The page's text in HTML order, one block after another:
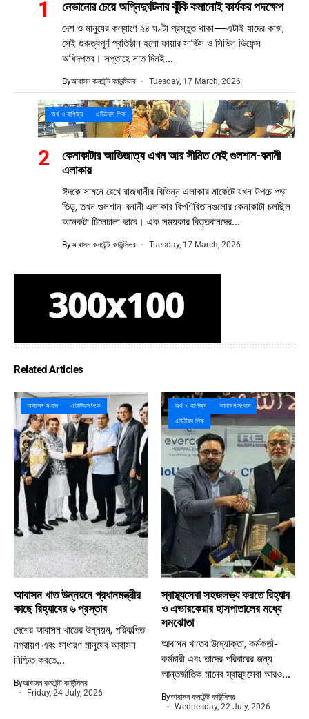
নেভানোর চেয়ে অগ্নিদুর্ঘটনার ঝুঁকি কমানোই কার্যকর পদক্ষেপ
দেশ ও মানুষের কল্যাণে ২৪ ঘণ্টা প্রস্তুত থাকা—এটাই যাদের কাজ,
সেই গুরুত্বপূর্ণ প্রতিষ্ঠান হলো ফায়ার সার্ভিস ও সিভিল ডিফেন্স
অধিদপ্তর। সপ্তাহে সাত দিনই...
Byআবাসন কনটেন্ট কাউন্সিলর Tuesday, 17 March, 2026
অর্থ ও বাণিজ্য এডিটরস পিক
কেনাকাটার আভিজাত্য এখন আর সীমিত নেই গুলশান-বনানী
এলাকায়
ঈদকে সামনে রেখে রাজধানীর বিভিন্ন এলাকার মার্কেটে যখন উপচে পড়া
ভিড়, তখন গুলশান-বনানী এলাকার বিপণিবিতানগুলোর কেনাকাটা চলছিল
অনেকটা ঢিলেঢালা ভাবে। এক সময়কার বিত্তবানদের...
Byআবাসন কনটেন্ট কাউন্সিলর Tuesday, 17 March, 2026
Related Articles
আবাসন সংবাদ এডিটরস পিক
আবাসন খাত উন্নয়নে প্রধানমন্ত্রীর
কাছে রিহ্যাবের ৬ প্রস্তাব
দেশের আবাসন খাতের উন্নয়ন, পরিকল্পিত
নগরায়ণ এবং সাধারণ মানুষের আবাসন
নিশ্চিত করতে...
Byআবাসন কনটেন্ট কাউন্সিলর
Friday, 24 July, 2026
অর্থ ও বাণিজ্য
আবাসন সংবাদ
এডিটরস পিক
স্বাস্থ্যসেবা সহজলভ্য করতে রিহ্যাব
ও এভারকেয়ার হাসপাতালের মধ্যে
সমঝোতা
আবাসন খাতের উদ্যোক্তা, কর্মকর্তা-
কর্মচারী এবং তাদের পরিবারের জন্য
আন্তর্জাতিক মানের স্বাস্থ্যসেবা আরও...
Byআবাসন কনটেন্ট কাউন্সিলর
Wednesday, 22 July, 2026